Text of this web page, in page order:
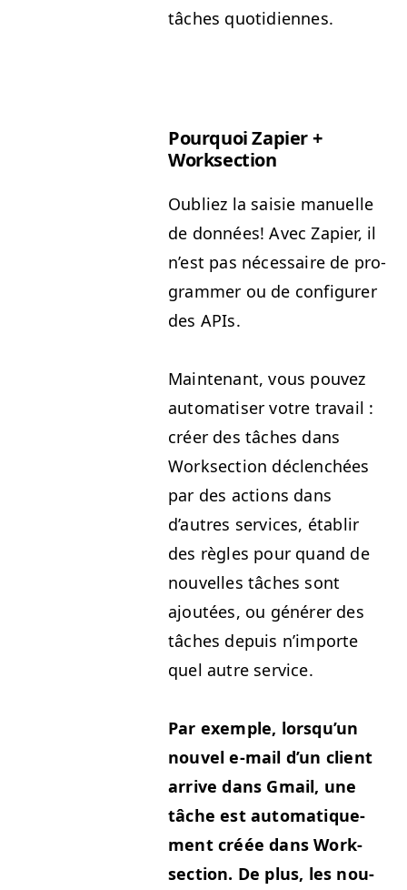
tâch­es quotidiennes.
Pourquoi Zapi­er +
Worksection
Oubliez la saisie manuelle
de don­nées! Avec Zapi­er, il
n’est pas néces­saire de pro­
gram­mer ou de con­fig­ur­er
des APIs.
Main­tenant, vous pou­vez
automa­tis­er votre tra­vail :
créer des tâch­es dans
Work­sec­tion déclenchées
par des actions dans
d’autres ser­vices, établir
des règles pour quand de
nou­velles tâch­es sont
ajoutées, ou génér­er des
tâch­es depuis n’im­porte
quel autre service.
Par exem­ple, lorsqu’un
nou­v­el e‑mail d’un client
arrive dans Gmail, une
tâche est automa­tique­
ment créée dans Work­
sec­tion. De plus, les nou­